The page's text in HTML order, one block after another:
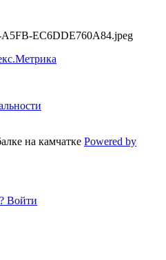
EC6DDE760A84.jpeg
на камчатке Powered by
Войти